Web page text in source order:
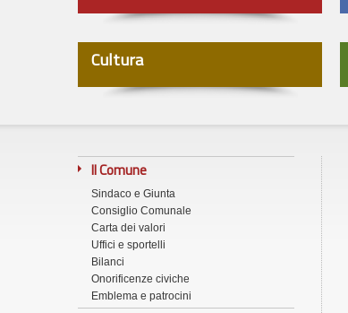
Cultura
Il Comune
Sindaco e Giunta
Consiglio Comunale
Carta dei valori
Uffici e sportelli
Bilanci
Onorificenze civiche
Emblema e patrocini